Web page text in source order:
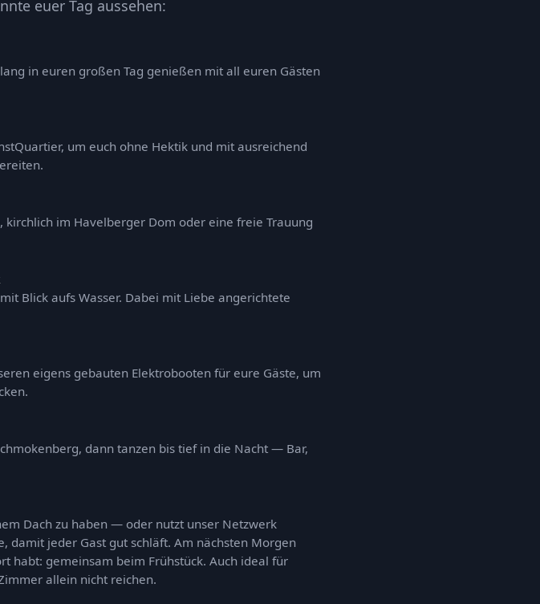
euer Tag aussehen:
in euren großen Tag genießen mit all euren Gästen
um euch ohne Hektik und mit ausreichend
kirchlich im Havelberger Dom oder eine freie Trauung
Blick aufs Wasser. Dabei mit Liebe angerichtete
eigens gebauten Elektrobooten für eure Gäste, um
dann tanzen bis tief in die Nacht — Bar,
Dach zu haben — oder nutzt unser Netzwerk
damit jeder Gast gut schläft. Am nächsten Morgen
habt: gemeinsam beim Frühstück. Auch ideal für
allein nicht reichen.